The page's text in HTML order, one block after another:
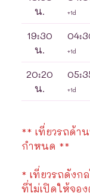
น.
+1d
19:30
น.
+1d
20:20
น.
+1d
** เที่ยวรถด้า
กำหนด **
* เที่ยวรถดังก
ที่ไม่เปิดให้จอ